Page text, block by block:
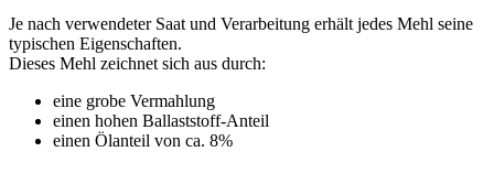
Je nach verwendeter Saat und Verarbeitung erhält jedes Mehl seine
typischen Eigenschaften.
Dieses Mehl zeichnet sich aus durch:
eine grobe Vermahlung
einen hohen Ballaststoff-Anteil
einen Ölanteil von ca. 8%